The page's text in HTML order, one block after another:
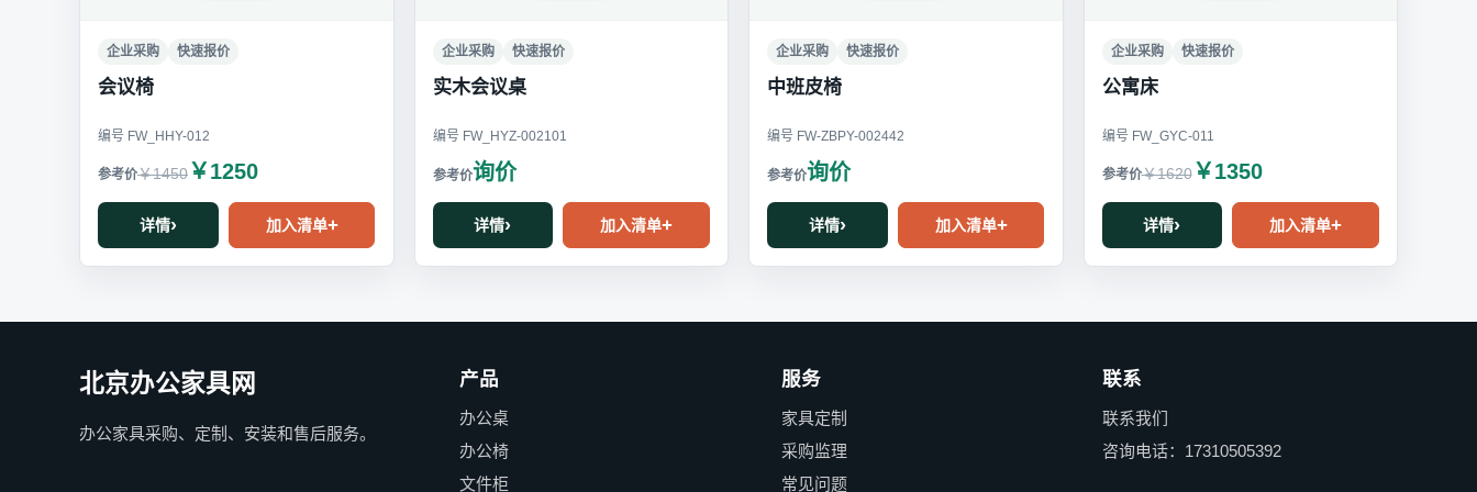
企业采购 快速报价
会议椅
编号 FW_HHY-012
￥1450 ￥1250
详情 加入清单
企业采购 快速报价
实木会议桌
编号 FW_HYZ-002101
询价
详情 加入清单
企业采购 快速报价
中班皮椅
编号 FW-ZBPY-002442
询价
详情 加入清单
企业采购 快速报价
公寓床
编号 FW_GYC-011
￥1620￥1350
详情 加入清单
北京办公家具网
办公家具采购、定制、安装和售后服务。
产品
办公桌
办公椅
文件柜
服务
家具定制
采购监理
常见问题
联系
联系我们
咨询电话：17310505392